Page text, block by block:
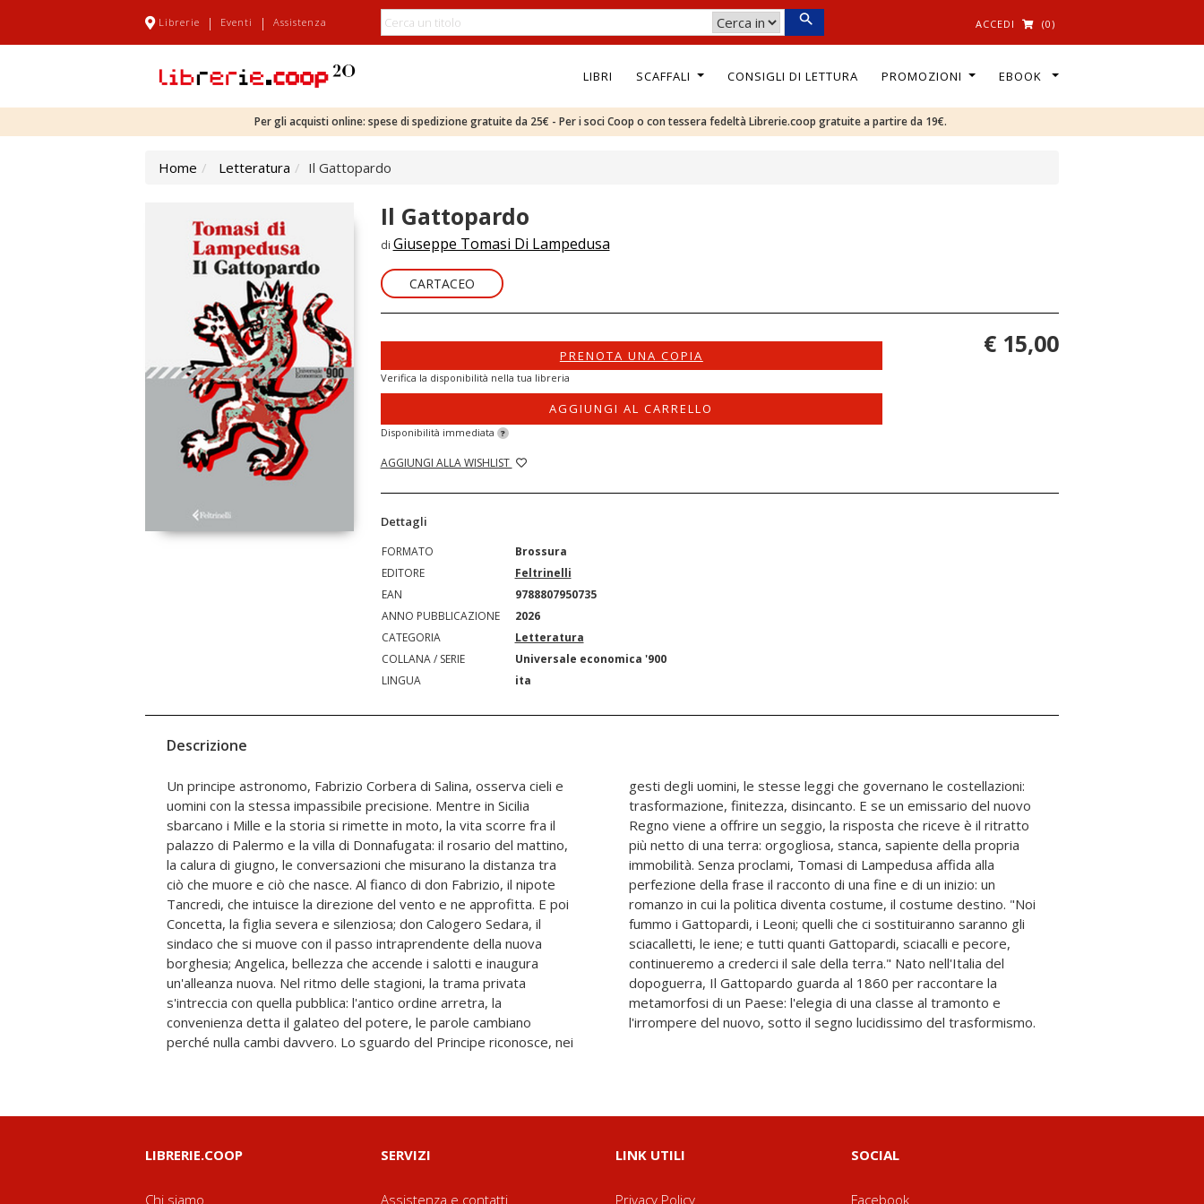
Librerie | Eventi | Assistenza ACCEDI (0)
LIBRI SCAFFALI CONSIGLI DI LETTURA PROMOZIONI EBOOK
Per gli acquisti online: spese di spedizione gratuite da 25€ - Per i soci Coop o con tessera fedeltà Librerie.coop gratuite a partire da 19€.
Home Letteratura Il Gattopardo
Il Gattopardo
di Giuseppe Tomasi Di Lampedusa
CARTACEO
PRENOTA UNA COPIA
Verifica la disponibilità nella tua libreria
AGGIUNGI AL CARRELLO
Disponibilità immediata ?
AGGIUNGI ALLA WISHLIST
€ 15,00
Dettagli
FORMATO
Brossura
EDITORE
Feltrinelli
EAN
9788807950735
ANNO PUBBLICAZIONE
2026
CATEGORIA
Letteratura
COLLANA / SERIE
Universale economica '900
LINGUA
ita
Descrizione
Un principe astronomo, Fabrizio Corbera di Salina, osserva cieli e
uomini con la stessa impassibile precisione. Mentre in Sicilia
sbarcano i Mille e la storia si rimette in moto, la vita scorre fra il
palazzo di Palermo e la villa di Donnafugata: il rosario del mattino,
la calura di giugno, le conversazioni che misurano la distanza tra
ciò che muore e ciò che nasce. Al fianco di don Fabrizio, il nipote
Tancredi, che intuisce la direzione del vento e ne approfitta. E poi
Concetta, la figlia severa e silenziosa; don Calogero Sedara, il
sindaco che si muove con il passo intraprendente della nuova
borghesia; Angelica, bellezza che accende i salotti e inaugura
un'alleanza nuova. Nel ritmo delle stagioni, la trama privata
s'intreccia con quella pubblica: l'antico ordine arretra, la
convenienza detta il galateo del potere, le parole cambiano
perché nulla cambi davvero. Lo sguardo del Principe riconosce, nei
gesti degli uomini, le stesse leggi che governano le costellazioni:
trasformazione, finitezza, disincanto. E se un emissario del nuovo
Regno viene a offrire un seggio, la risposta che riceve è il ritratto
più netto di una terra: orgogliosa, stanca, sapiente della propria
immobilità. Senza proclami, Tomasi di Lampedusa affida alla
perfezione della frase il racconto di una fine e di un inizio: un
romanzo in cui la politica diventa costume, il costume destino. "Noi
fummo i Gattopardi, i Leoni; quelli che ci sostituiranno saranno gli
sciacalletti, le iene; e tutti quanti Gattopardi, sciacalli e pecore,
continueremo a crederci il sale della terra." Nato nell'Italia del
dopoguerra, Il Gattopardo guarda al 1860 per raccontare la
metamorfosi di un Paese: l'elegia di una classe al tramonto e
l'irrompere del nuovo, sotto il segno lucidissimo del trasformismo.
LIBRERIE.COOP
Chi siamo
SERVIZI
Assistenza e contatti
LINK UTILI
Privacy Policy
SOCIAL
Facebook